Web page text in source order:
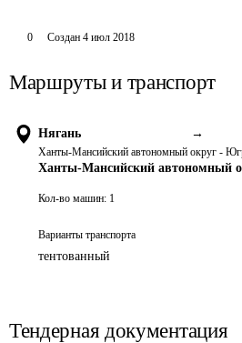
0 Создан 4 июл 2018
Маршруты и транспорт
Нягань →
Ханты-Мансийский автономный округ -
Ханты-Мансийский автономный
Кол-во машин: 1
Варианты транспорта
тентованный
Тендерная документация